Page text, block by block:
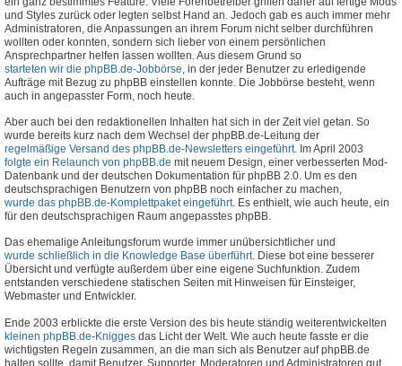
und Styles zurück oder legten selbst Hand an. Jedoch gab es auch immer mehr
Administratoren, die Anpassungen an ihrem Forum nicht selber durchführen
wollten oder konnten, sondern sich lieber von einem persönlichen
Ansprechpartner helfen lassen wollten. Aus diesem Grund so
starteten wir die phpBB.de-Jobbörse , in der jeder Benutzer zu erledigende
Aufträge mit Bezug zu phpBB einstellen konnte. Die Jobbörse besteht, wenn
auch in angepasster Form, noch heute.
Aber auch bei den redaktionellen Inhalten hat sich in der Zeit viel getan. So
wurde bereits kurz nach dem Wechsel der phpBB.de-Leitung der
regelmäßige Versand des phpBB.de-Newsletters eingeführt. Im April 2003
folgte ein Relaunch von phpBB.de mit neuem Design, einer verbesserten Mod-
Datenbank und der deutschen Dokumentation für phpBB 2.0. Um es den
deutschsprachigen Benutzern von phpBB noch einfacher zu machen,
wurde das phpBB.de-Komplettpaket eingeführt. Es enthielt, wie auch heute, ein
für den deutschsprachigen Raum angepasstes phpBB.
Das ehemalige Anleitungsforum wurde immer unübersichtlicher und
wurde schließlich in die Knowledge Base überführt. Diese bot eine besserer
Übersicht und verfügte außerdem über eine eigene Suchfunktion. Zudem
entstanden verschiedene statischen Seiten mit Hinweisen für Einsteiger,
Webmaster und Entwickler.
Ende 2003 erblickte die erste Version des bis heute ständig weiterentwickelten
kleinen phpBB.de-Knigges das Licht der Welt. Wie auch heute fasste er die
wichtigsten Regeln zusammen, an die man sich als Benutzer auf phpBB.de
halten sollte, damit Benutzer, Supporter, Moderatoren und Administratoren gut